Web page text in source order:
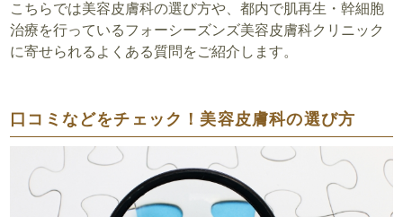
こちらでは美容皮膚科の選び方や、都内で肌再生・幹細胞
治療を行っているフォーシーズンズ美容皮膚科クリニック
に寄せられるよくある質問をご紹介します。
口コミなどをチェック！美容皮膚科の選び方